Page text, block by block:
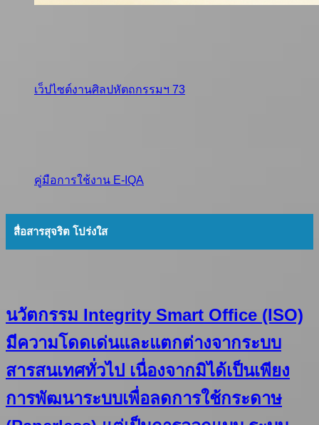
เว็ปไซต์งานศิลปหัตถกรรมฯ 73
คู่มือการใช้งาน E-IQA
สื่อสารสุจริต โปร่งใส
นวัตกรรม Integrity Smart Office (ISO)
มีความโดดเด่นและแตกต่างจากระบบ
สารสนเทศทั่วไป เนื่องจากมิได้เป็นเพียง
การพัฒนาระบบเพื่อลดการใช้กระดาษ